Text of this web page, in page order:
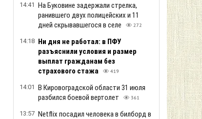
14:41 На Буковине задержали стрелка,
ранившего двух полицейских и 11
дней скрывавшегося в селе
272
14:18 Ни дня не работал: в ПФУ
разъяснили условия и размер
выплат гражданам без
страхового стажа
419
14:01 В Кировоградской области 31 июля
разбился боевой вертолет
361
13:57 Netflix посадил человека в билборд в